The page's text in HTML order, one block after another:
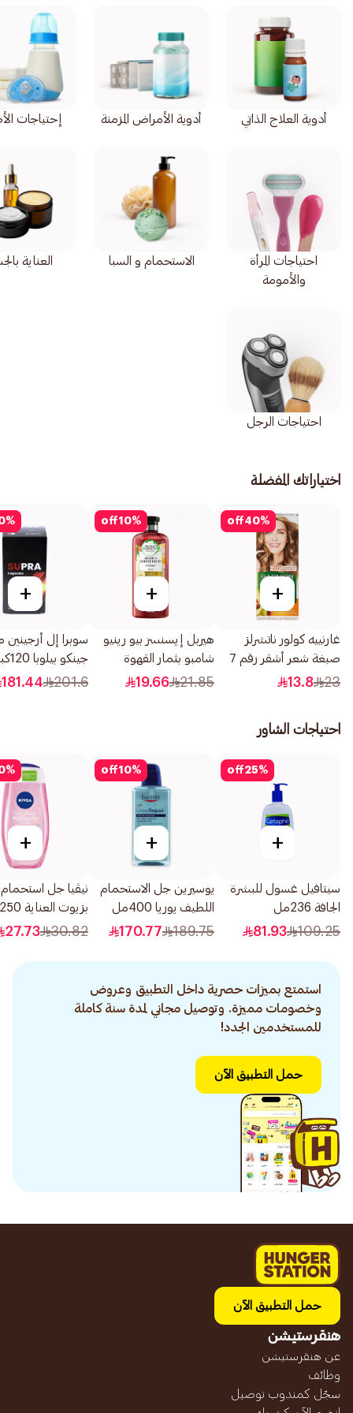
أدوية العلاج الذاتي أدوية الأمراض المزمنة إحتياجات
احتياجات المرأة
والأمومة
الاستحمام و السبا العناية
احتياجات الرجل
اختياراتك المفضلة
40%
off
+
غارنييه كولور ناتشرلز
صبغة شعر أشقر رقم 7
1قطعة
23
13.8
10%
off
+
هيربل إيسنسز بيو رينيو
شامبو بثمار القهوة
400مل
21.85
19.66
%
+
سوبرا إل أرجينين
جينكو بيلوبا 120كبسولة
201.6
181.44
احتياجات الشاور
25%
off
+
سيتافيل غسول للبشرة
الجافة 236مل
109.25
81.93
10%
off
+
يوسيرين جل الاستحمام
اللطيف يوريا 400مل
189.75
170.77
%
+
نيڤيا جل
بزيوت العناية 250مل
30.82
27.73
استمتع بميزات حصرية داخل التطبيق وعروض
وخصومات مميزة. وتوصيل مجاني لمدة سنة كاملة
للمستخدمين الجدد!
حمل التطبيق الآن
حمل التطبيق الآن
هنقرستيشن
عن هنقرستيشن
وظائف
سجّل كمندوب توصيل